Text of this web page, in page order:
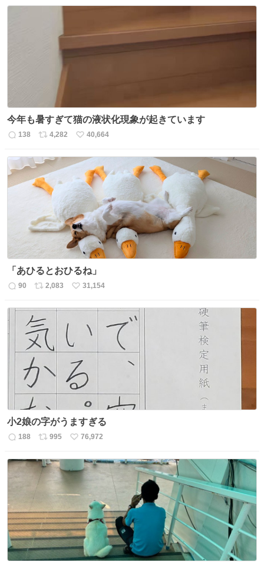
今年も暑すぎて猫の液状化現象が起きています
返
138
リ
ス
ト
数
4,282
い
ね
数
40,664
「あひるとおひるね」
返
90
リ
ト
数
2,083
い
31,154
小2娘の字がうますぎる
返
数
188
リ
ス
995
い
ね
76,972